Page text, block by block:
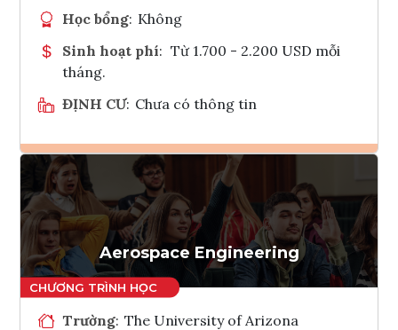
Học bổng: Không
Sinh hoạt phí: Từ 1.700 - 2.200 USD mỗi
tháng.
ĐỊNH CƯ: Chưa có thông tin
Ghi danh
Tham vấn Interlink
Aerospace Engineering
Trường: The University of Arizona